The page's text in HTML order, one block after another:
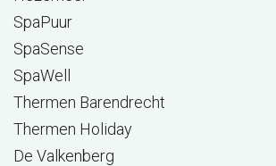
SpaPuur
SpaSense
SpaWell
Thermen Barendrecht
Thermen Holiday
De Valkenberg